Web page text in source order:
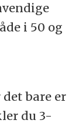
i 50 og
bare er
du 3-